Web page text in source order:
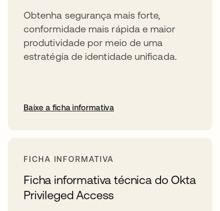
Obtenha segurança mais forte,
conformidade mais rápida e maior
produtividade por meio de uma
estratégia de identidade unificada.
Baixe a ficha informativa
FICHA INFORMATIVA
Ficha informativa técnica do Okta
Privileged Access